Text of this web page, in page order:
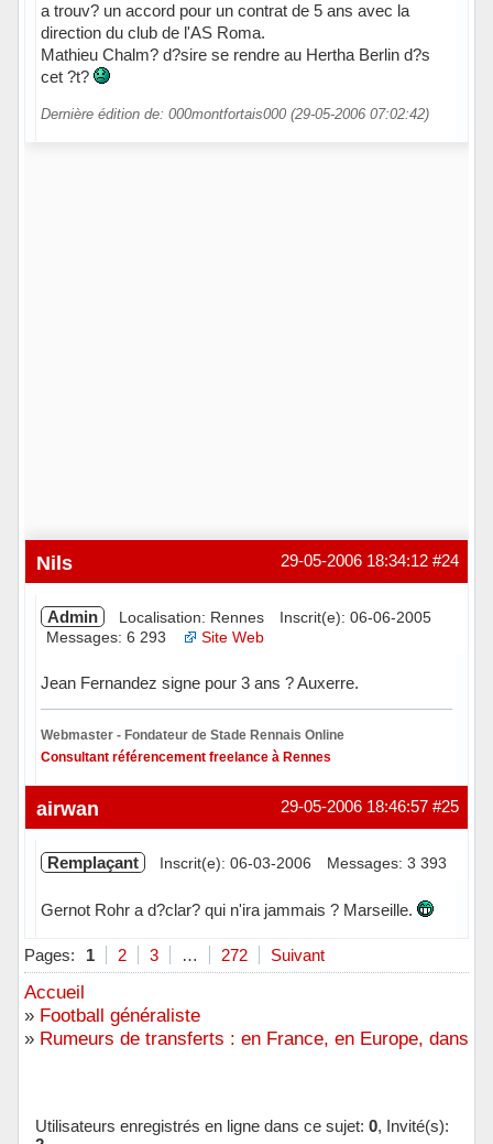
a trouv? un accord pour un contrat de 5 ans avec la
direction du club de l'AS Roma.
Mathieu Chalm? d?sire se rendre au Hertha Berlin d?s
cet ?t?
Dernière édition de: 000montfortais000 (29-05-2006 07:02:42)
#24
29-05-2006 18:34:12
Nils
Admin Localisation: Rennes
Inscrit(e): 06-06-2005
Messages: 6 293
Site Web
Jean Fernandez signe pour 3 ans ? Auxerre.
Webmaster - Fondateur de Stade Rennais Online
Consultant référencement freelance à Rennes
Hors ligne #25
29-05-2006 18:46:57
airwan
Remplaçant Inscrit(e): 06-03-2006 Messages: 3 393
Gernot Rohr a d?clar? qui n'ira jammais ? Marseille.
Hors ligne
Pages: 1 2 3 … 272 Suivant
Accueil
» Football généraliste
» Rumeurs de transferts : en France, en Europe, dans le
Utilisateurs enregistrés en ligne dans ce sujet: 0, Invité(s):